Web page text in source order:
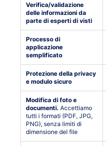
Verifica/validazione
delle informazioni da
parte di esperti di visti
Processo di
applicazione
semplificato
Protezione della privacy
e modulo sicuro
Modifica di foto e
documenti. Accettiamo
tutti i formati (PDF, JPG,
PNG), senza limiti di
dimensione del file